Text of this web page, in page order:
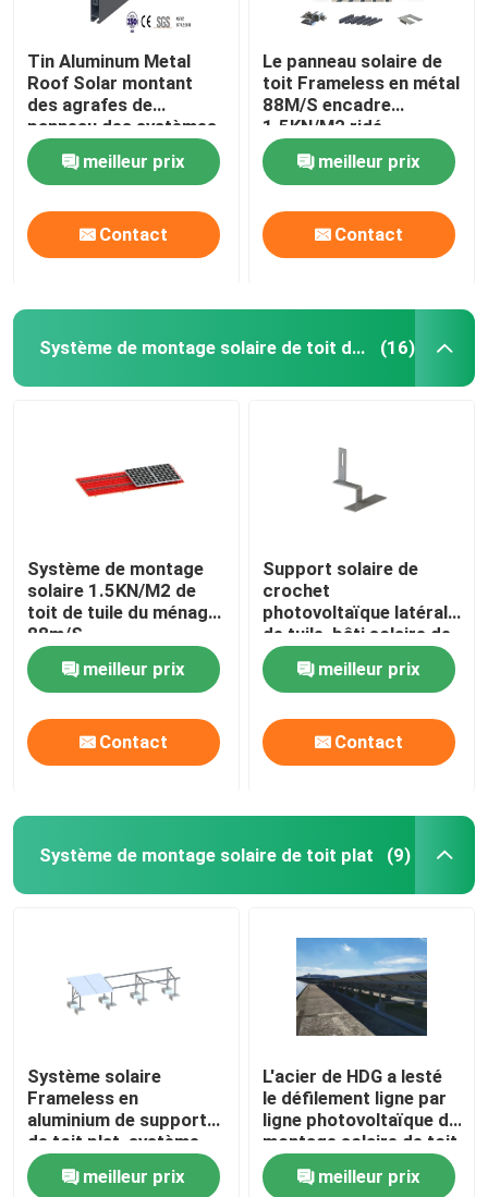
Tin Aluminum Metal
Roof Solar montant
des agrafes de
panneau des systèmes
88M/S
meilleur prix
Contact
Le panneau solaire de
toit Frameless en métal
88M/S encadre
1.5KN/M2 ridé
meilleur prix
Contact
Système de montage solaire de toit de tuile (16)
Système de montage
solaire 1.5KN/M2 de
toit de tuile du ménage
88m/S
meilleur prix
Contact
Support solaire de
crochet
photovoltaïque latéral
de tuile, bâti solaire de
la tuile AL6005
meilleur prix
Contact
Système de montage solaire de toit plat (9)
Système solaire
Frameless en
aluminium de support
de toit plat, système
commercial de support
de ballastmeilleur prix
L'acier de HDG a lesté
le défilement ligne par
ligne photovoltaïque de
montage solaire de toit
plat de systèmes
meilleur prix